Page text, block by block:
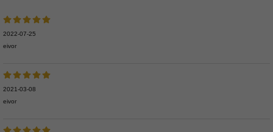
2022-07-25
eivor
2021-03-08
eivor